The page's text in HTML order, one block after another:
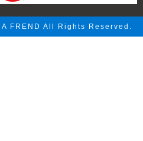
FREND All Rights Reserved.